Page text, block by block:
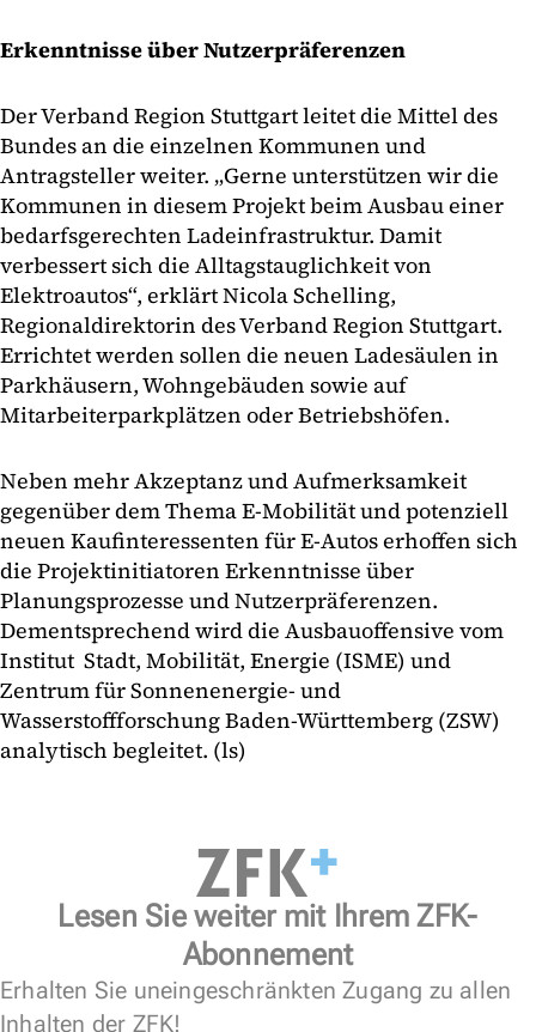
Erkenntnisse über Nutzerpräferenzen
Der Verband Region Stuttgart leitet die Mittel des
Bundes an die einzelnen Kommunen und
Antragsteller weiter. „Gerne unterstützen wir die
Kommunen in diesem Projekt beim Ausbau einer
bedarfsgerechten Ladeinfrastruktur. Damit
verbessert sich die Alltagstauglichkeit von
Elektroautos“, erklärt Nicola Schelling,
Regionaldirektorin des Verband Region Stuttgart.
Errichtet werden sollen die neuen Ladesäulen in
Parkhäusern, Wohngebäuden sowie auf
Mitarbeiterparkplätzen oder Betriebshöfen.
Neben mehr Akzeptanz und Aufmerksamkeit
gegenüber dem Thema E-Mobilität und potenziell
neuen Kaufinteressenten für E-Autos erhoffen sich
die Projektinitiatoren Erkenntnisse über
Planungsprozesse und Nutzerpräferenzen.
Dementsprechend wird die Ausbauoffensive vom
Institut Stadt, Mobilität, Energie (ISME) und
Zentrum für Sonnenenergie- und
Wasserstoffforschung Baden-Württemberg (ZSW)
analytisch begleitet. (ls)
Lesen Sie weiter mit Ihrem ZFK-
Abonnement
Erhalten Sie uneingeschränkten Zugang zu allen
Inhalten der ZFK!